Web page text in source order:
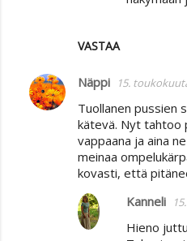
VASTAA
Näppi 15.
Tuollanen pussien
kätevä. Nyt tahtoo
vappaana ja aina
meinaa
kovasti, että
Kanneli
Hieno